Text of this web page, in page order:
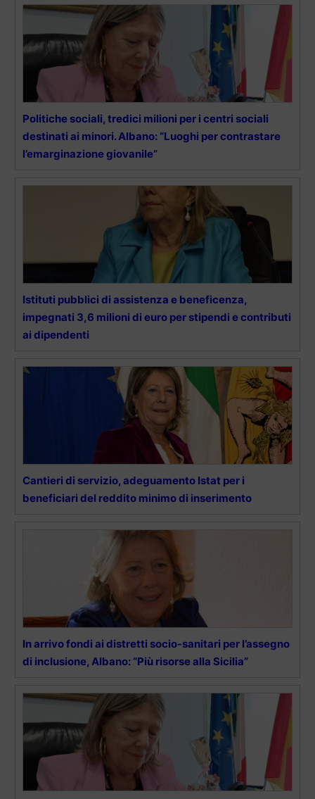
Politiche sociali, tredici milioni per i centri sociali
destinati ai minori. Albano: “Luoghi per contrastare
l’emarginazione giovanile”
Istituti pubblici di assistenza e beneficenza,
impegnati 3,6 milioni di euro per stipendi e contributi
ai dipendenti
Cantieri di servizio, adeguamento Istat per i
beneficiari del reddito minimo di inserimento
In arrivo fondi ai distretti socio-sanitari per l’assegno
di inclusione, Albano: “Più risorse alla Sicilia”